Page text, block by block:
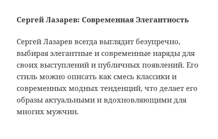
Сергей Лазарев: Современная Элегантность
Сергей Лазарев всегда выглядит безупречно,
выбирая элегантные и современные наряды для
своих выступлений и публичных появлений. Его
стиль можно описать как смесь классики и
современных модных тенденций, что делает его
образы актуальными и вдохновляющими для
многих мужчин.